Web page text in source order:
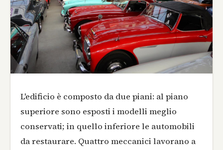
L'edificio è composto da due piani: al piano
superiore sono esposti i modelli meglio
conservati; in quello inferiore le automobili
da restaurare. Quattro meccanici lavorano a